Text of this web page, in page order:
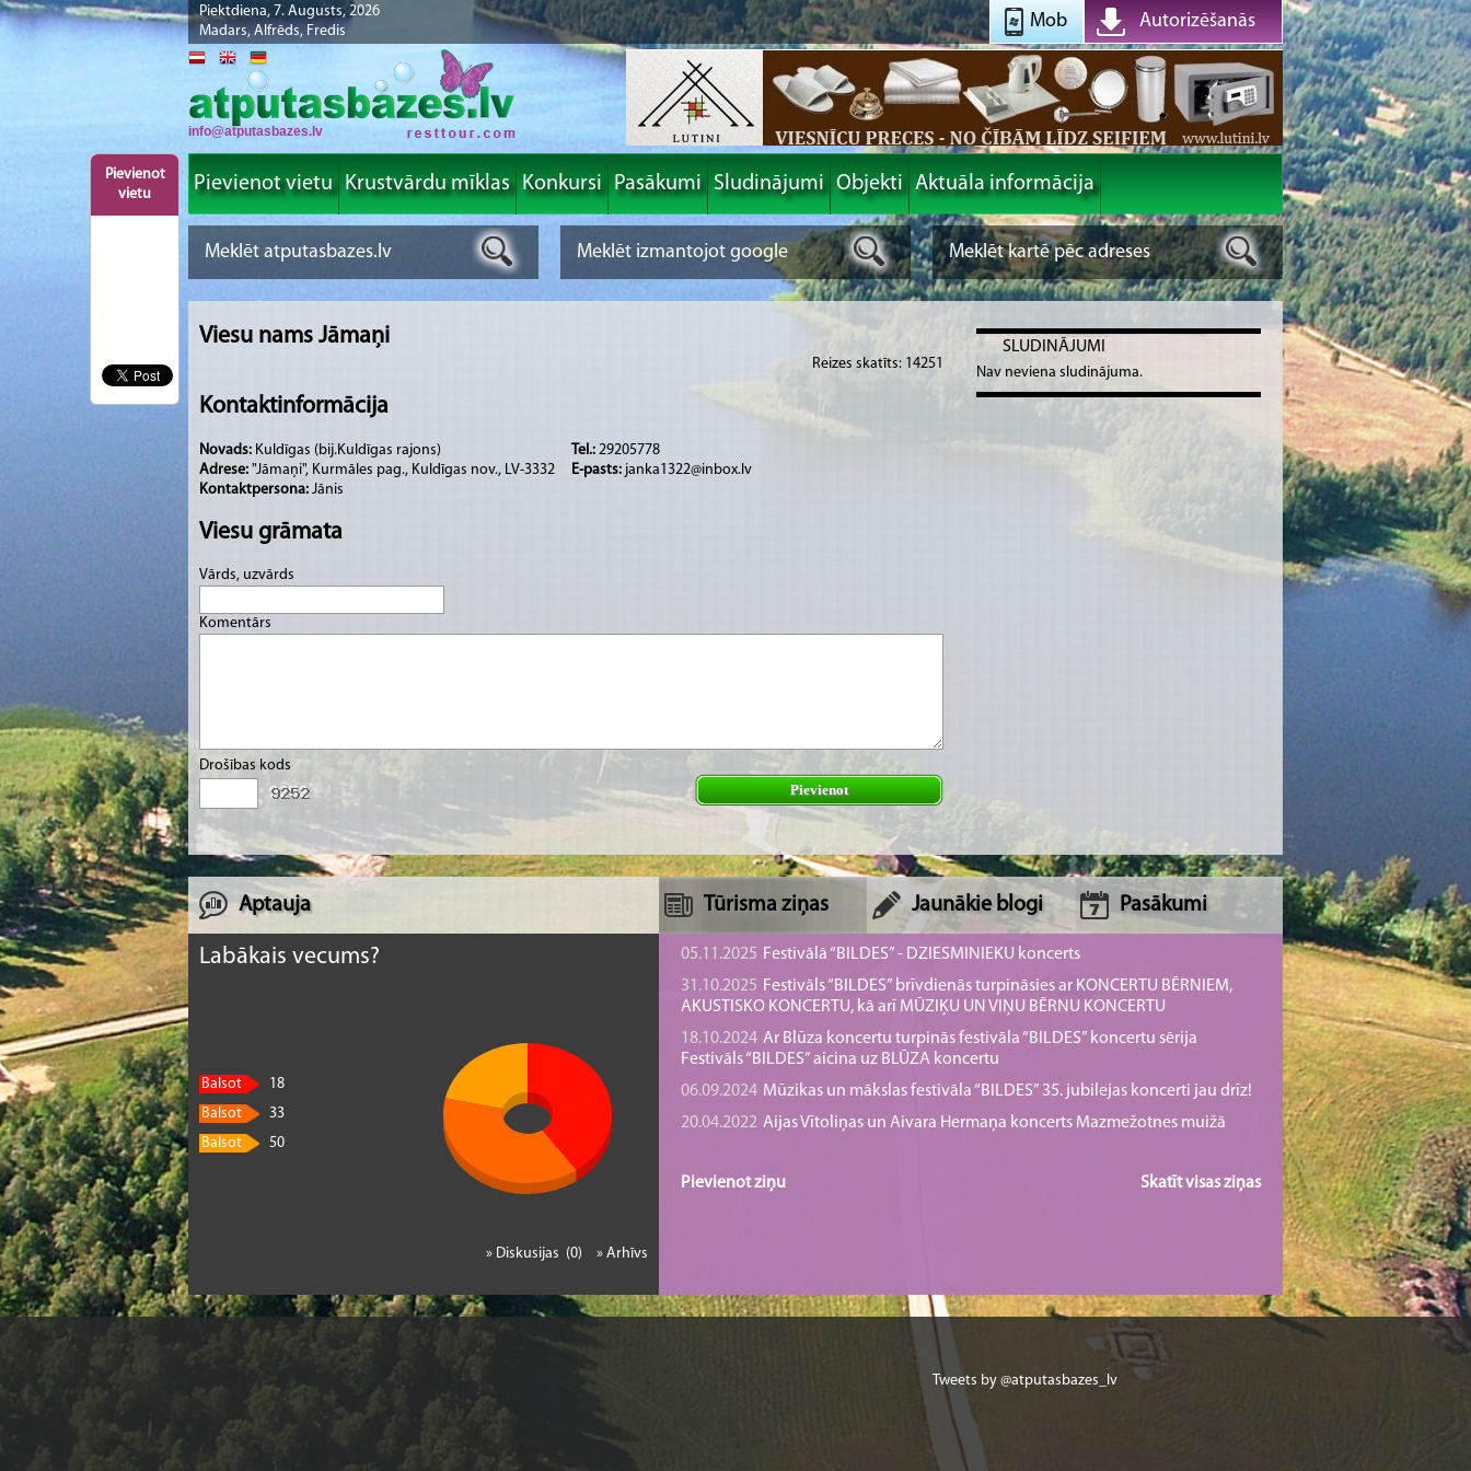
Piektdiena, 7. Augusts, 2026
Madars, Alfrēds, Fredis
Autorizēšanās
Mob
Pievienot
vietu
info@atputasbazes.lv
Pievienot vietu Krustvārdu mīklas Konkursi Pasākumi Sludinājumi Objekti Aktuāla informācija
Viesu nams Jāmaņi
Reizes skatīts: 14251
Kontaktinformācija
Novads: Kuldīgas (bij.Kuldīgas rajons)
Adrese: "Jāmaņi", Kurmāles pag., Kuldīgas nov., LV-3332
Kontaktpersona: Jānis
Tel.: 29205778
E-pasts: janka1322@inbox.lv
Viesu grāmata
Vārds, uzvārds
Komentārs
Drošības kods
Pievienot
SLUDINĀJUMI
Nav neviena sludinājuma.
Aptauja
Labākais vecums?
Balsot
18
Balsot
33
Balsot
50
» Arhīvs
» Diskusijas (0)
Tūrisma ziņas Jaunākie blogi Pasākumi
05.11.2025 Festivālā “BILDES” - DZIESMINIEKU koncerts
31.10.2025 Festivāls “BILDES” brīvdienās turpināsies ar KONCERTU BĒRNIEM,
AKUSTISKO KONCERTU, kā arī MŪZIĶU UN VIŅU BĒRNU KONCERTU
18.10.2024 Ar Blūza koncertu turpinās festivāla “BILDES” koncertu sērija
Festivāls “BILDES” aicina uz BLŪZA koncertu
06.09.2024 Mūzikas un mākslas festivāla “BILDES” 35. jubilejas koncerti jau drīz!
20.04.2022 Aijas Vītoliņas un Aivara Hermaņa koncerts Mazmežotnes muižā
Skatīt visas ziņas
Pievienot ziņu
Tweets by @atputasbazes_lv